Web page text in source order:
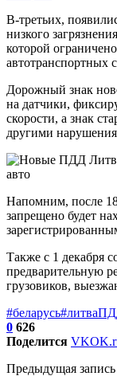
В-третьих,
низкого
которой
автотранспортных
Дорожный знак
на датчики,
скорости, а знак
другими
Напомним, после
запрещено будет
Также с 1 декабря
предварительную
грузовиков,
#беларусь#литва
0 626
Поделится VK
Предыдущая запись